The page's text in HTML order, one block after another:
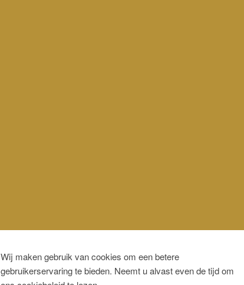
Wij maken gebruik van cookies om een betere
gebruikerservaring te bieden. Neemt u alvast even de tijd om